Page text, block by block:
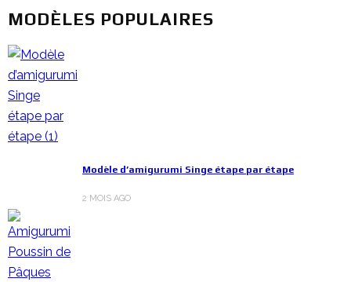
MODÈLES POPULAIRES
Modèle d’amigurumi Singe étape par étape
2 MOIS AGO